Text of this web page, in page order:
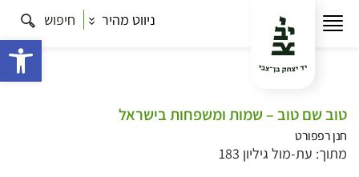
ניווט מהיר חיפוש
טוב שם טוב – שמות ומשפחות בישראל
חנן רפפורט
מתוך: עת-מול גיליון 183